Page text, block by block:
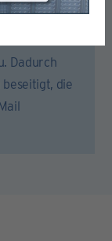
oder
Dadurch
die